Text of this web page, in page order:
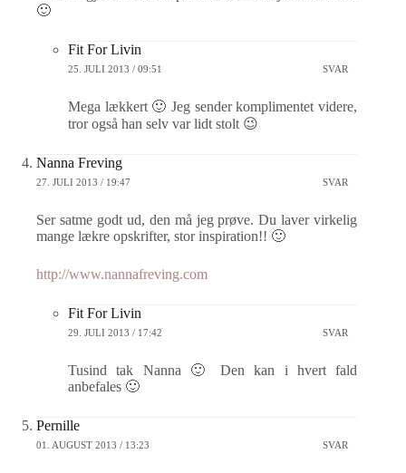
🙂
Fit For Livin
25. JULI 2013 / 09:51 SVAR
Mega lækkert 🙂 Jeg sender komplimentet videre,
tror også han selv var lidt stolt 😉
Nanna Freving
27. JULI 2013 / 19:47 SVAR
Ser satme godt ud, den må jeg prøve. Du laver virkelig
mange lækre opskrifter, stor inspiration!! 🙂
http://www.nannafreving.com
Fit For Livin
29. JULI 2013 / 17:42 SVAR
Tusind tak Nanna 🙂 Den kan i hvert fald
anbefales 🙂
Pernille
01. AUGUST 2013 / 13:23 SVAR